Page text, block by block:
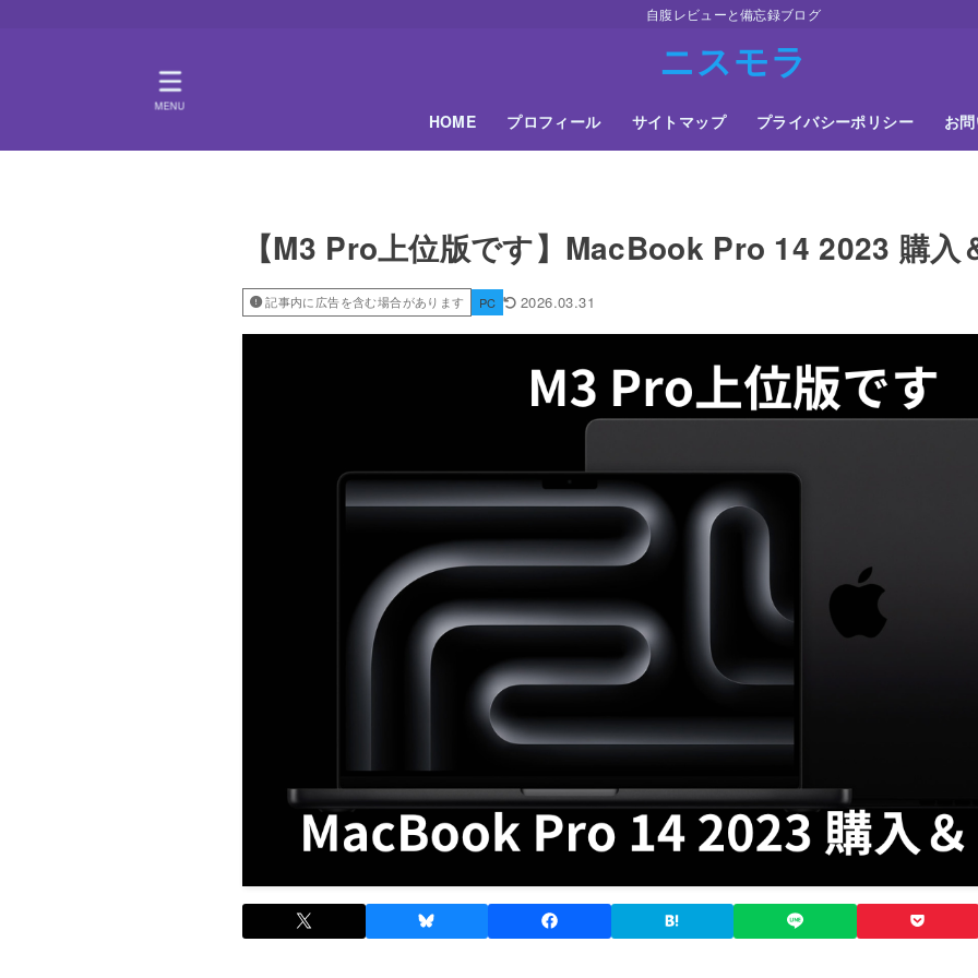
自腹レビューと備忘録ブログ
ニスモラ
HOME プロフィール サイトマップ プライバシーポリシー お
MENU
【M3 Pro上位版です】MacBook Pro 14 2023 購入
記事内に広告を含む場合があります PC 2026.03.31